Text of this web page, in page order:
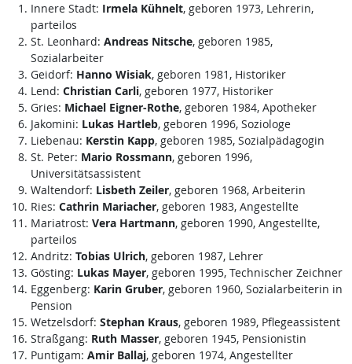
Innere Stadt: Irmela Kühnelt, geboren 1973, Lehrerin,
parteilos
St. Leonhard: Andreas Nitsche, geboren 1985,
Sozialarbeiter
Geidorf: Hanno Wisiak, geboren 1981, Historiker
Lend: Christian Carli, geboren 1977, Historiker
Gries: Michael Eigner-Rothe, geboren 1984, Apotheker
Jakomini: Lukas Hartleb, geboren 1996, Soziologe
Liebenau: Kerstin Kapp, geboren 1985, Sozialpädagogin
St. Peter: Mario Rossmann, geboren 1996,
Universitätsassistent
Waltendorf: Lisbeth Zeiler, geboren 1968, Arbeiterin
Ries: Cathrin Mariacher, geboren 1983, Angestellte
Mariatrost: Vera Hartmann, geboren 1990, Angestellte,
parteilos
Andritz: Tobias Ulrich, geboren 1987, Lehrer
Gösting: Lukas Mayer, geboren 1995, Technischer Zeichner
Eggenberg: Karin Gruber, geboren 1960, Sozialarbeiterin in
Pension
Wetzelsdorf: Stephan Kraus, geboren 1989, Pflegeassistent
Straßgang: Ruth Masser, geboren 1945, Pensionistin
Puntigam: Amir Ballaj, geboren 1974, Angestellter